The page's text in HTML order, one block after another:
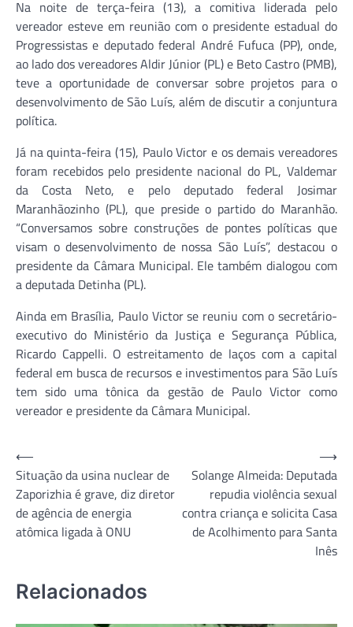
Na noite de terça-feira (13), a comitiva liderada pelo
vereador esteve em reunião com o presidente estadual do
Progressistas e deputado federal André Fufuca (PP), onde,
ao lado dos vereadores Aldir Júnior (PL) e Beto Castro (PMB),
teve a oportunidade de conversar sobre projetos para o
desenvolvimento de São Luís, além de discutir a conjuntura
política.
Já na quinta-feira (15), Paulo Victor e os demais vereadores
foram recebidos pelo presidente nacional do PL, Valdemar
da Costa Neto, e pelo deputado federal Josimar
Maranhãozinho (PL), que preside o partido do Maranhão.
“Conversamos sobre construções de pontes políticas que
visam o desenvolvimento de nossa São Luís”, destacou o
presidente da Câmara Municipal. Ele também dialogou com
a deputada Detinha (PL).
Ainda em Brasília, Paulo Victor se reuniu com o secretário-
executivo do Ministério da Justiça e Segurança Pública,
Ricardo Cappelli. O estreitamento de laços com a capital
federal em busca de recursos e investimentos para São Luís
tem sido uma tônica da gestão de Paulo Victor como
vereador e presidente da Câmara Municipal.
Navegação
de
Post
⟵
Situação da usina nuclear de
Zaporizhia é grave, diz diretor
de agência de energia
atômica ligada à ONU
Solange Almeida: Deputada
repudia violência sexual
contra criança e solicita Casa
de Acolhimento para Santa
Inês
⟶
Relacionados